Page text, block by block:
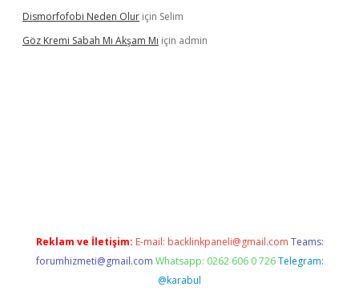
Dismorfofobi Neden Olur için Selim
Göz Kremi Sabah Mı Akşam Mı için admin
Reklam ve İletişim: E-mail: backlinkpaneli@gmail.com Teams:
forumhizmeti@gmail.com Whatsapp: 0262 606 0 726 Telegram:
@karabul